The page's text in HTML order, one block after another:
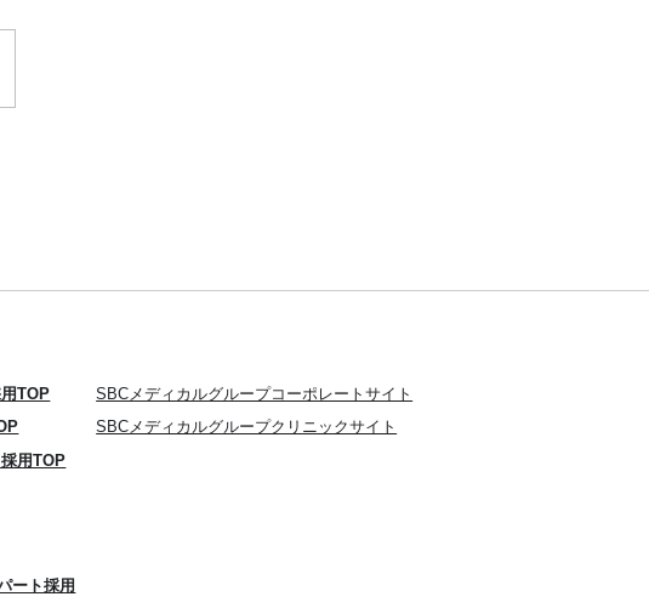
TOP
用TOP
ート採用
SBCメディカルグループコーポレートサイト
SBCメディカルグループクリニックサイト